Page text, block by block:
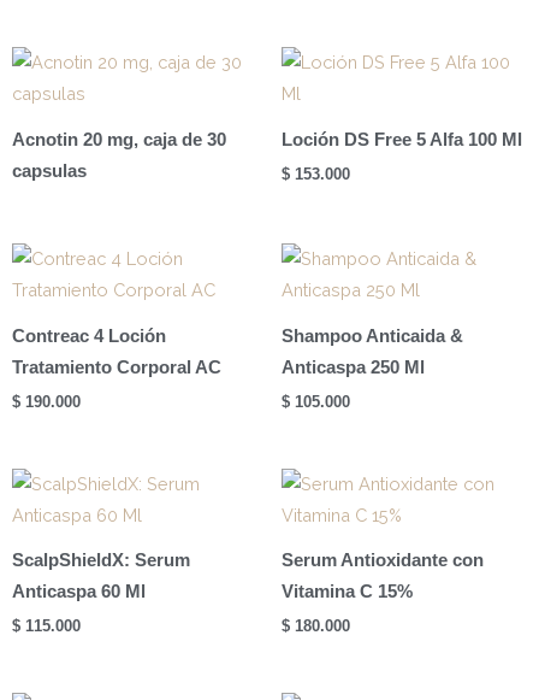
Perfection
Maquillaje
imperfecciones
Tono
cantidad
Acnotin 20 mg, caja de 30
capsulas
Loción DS Free 5 Alfa 100 Ml
$ 153.000
Contreac 4 Loción
Tratamiento Corporal AC
$ 190.000
Shampoo Anticaida &
Anticaspa 250 Ml
$ 105.000
ScalpShieldX: Serum
Anticaspa 60 Ml
$ 115.000
Serum Antioxidante con
Vitamina C 15%
$ 180.000